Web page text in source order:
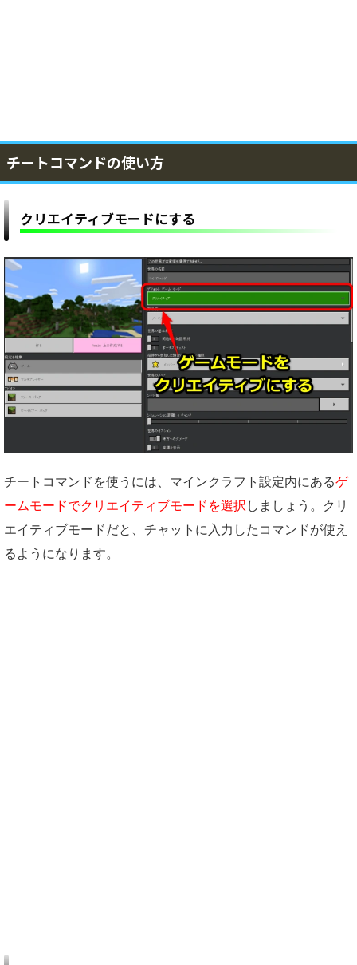
チートコマンドの使い方
クリエイティブモードにする
チートコマンドを使うには、マインクラフト設定内にあるゲ
ームモードでクリエイティブモードを選択 しましょう。クリ
エイティブモードだと、チャットに入力したコマンドが使え
るようになります。